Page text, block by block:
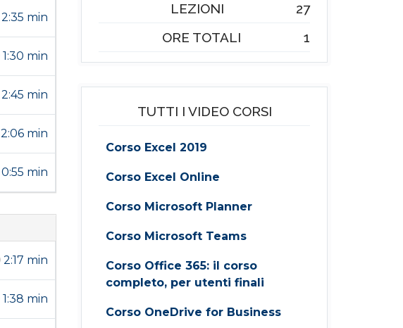
2:35 min
1:30 min
2:45 min
2:06 min
0:55 min
2:17 min
1:38 min
LEZIONI
27
ORE TOTALI
1
TUTTI I VIDEO CORSI
Corso Excel 2019
Corso Excel Online
Corso Microsoft Planner
Corso Microsoft Teams
Corso Office 365: il corso
completo, per utenti finali
Corso OneDrive for Business